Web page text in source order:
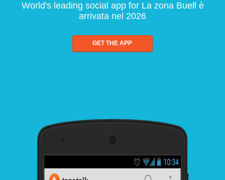
World's leading social app for La zona Buell è
arrivata nel 2026
GET THE APP